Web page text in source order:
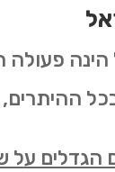
פעולה
ההיתרים,
הגדלים